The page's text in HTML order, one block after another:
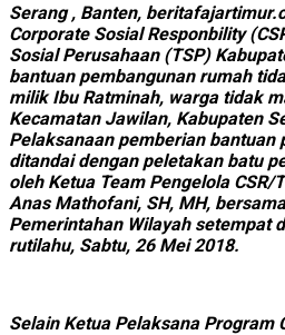
Serang , Banten,
Corporate Sosial Responbility
Sosial Perusahaan (TSP)
bantuan pembangunan rumah
milik Ibu Ratminah, warga tidak
Kecamatan Jawilan, Kabupaten
Pelaksanaan pemberian bantuan
ditandai dengan peletakan batu
oleh Ketua Team Pengelola CSR/
Anas Mathofani, SH, MH,
Pemerintahan Wilayah setempat
rutilahu, Sabtu, 26 Mei 2018.
Selain Ketua Pelaksana Program